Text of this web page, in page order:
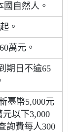
自然人。
。
萬元。
期日不逾65
臺幣5,000元
元以下3,000
詢費每人300